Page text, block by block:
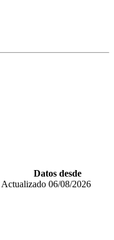
Datos desde
Actualizado 06/08/2026